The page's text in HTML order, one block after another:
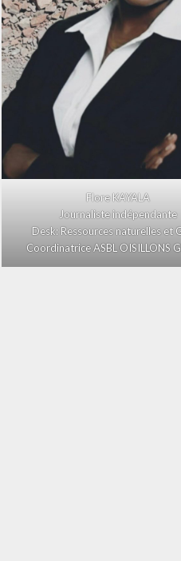
Flore KAYALA
Journaliste indépendante
Desk: Ressources naturelles et
Coordinatrice ASBL OISILLONS